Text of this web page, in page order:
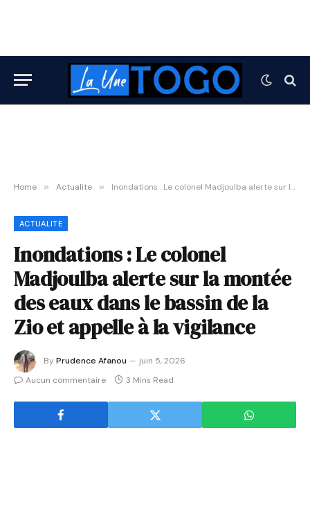
Home » Actualite » Inondations : Le colonel Madjoulba alerte sur la montée des eaux dans le bassin de la Zio et appelle à la vigilance
ACTUALITE
Inondations : Le colonel
Madjoulba alerte sur la montée
des eaux dans le bassin de la
Zio et appelle à la vigilance
ByPrudence Afanou
juin 5, 2026
Aucun commentaire
3 Mins Read